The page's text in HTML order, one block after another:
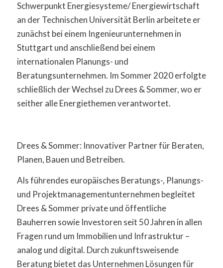
Schwerpunkt Energiesysteme/ Energiewirtschaft
an der Technischen Universität Berlin arbeitete er
zunächst bei einem Ingenieurunternehmen in
Stuttgart und anschließend bei einem
internationalen Planungs- und
Beratungsunternehmen. Im Sommer 2020 erfolgte
schließlich der Wechsel zu Drees & Sommer, wo er
seither alle Energiethemen verantwortet.
Drees & Sommer: Innovativer Partner für Beraten,
Planen, Bauen und Betreiben.
Als führendes europäisches Beratungs-, Planungs-
und Projektmanagementunternehmen begleitet
Drees & Sommer private und öffentliche
Bauherren sowie Investoren seit 50 Jahren in allen
Fragen rund um Immobilien und Infrastruktur –
analog und digital. Durch zukunftsweisende
Beratung bietet das Unternehmen Lösungen für